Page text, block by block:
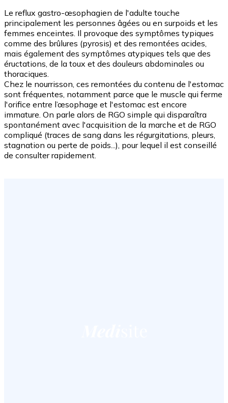
Le reflux gastro-œsophagien de l'adulte touche
principalement les personnes âgées ou en surpoids et les
femmes enceintes. Il provoque des symptômes typiques
comme des brûlures (pyrosis) et des remontées acides,
mais également des symptômes atypiques tels que des
éructations, de la toux et des douleurs abdominales ou
thoraciques.
Chez le nourrisson, ces remontées du contenu de l'estomac
sont fréquentes, notamment parce que le muscle qui ferme
l'orifice entre l’œsophage et l'estomac est encore
immature. On parle alors de RGO simple qui disparaîtra
spontanément avec l'acquisition de la marche et de RGO
compliqué (traces de sang dans les régurgitations, pleurs,
stagnation ou perte de poids...), pour lequel il est conseillé
de consulter rapidement.